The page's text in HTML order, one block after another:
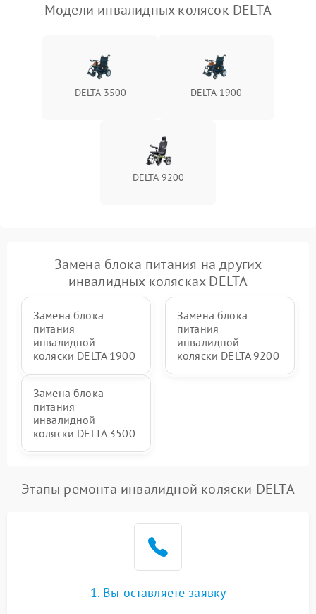
Модели инвалидных колясок DELTA
DELTA 3500 DELTA 1900
DELTA 9200
Замена блока питания на других
инвалидных колясках DELTA
Замена блока
питания
инвалидной
коляски DELTA 1900
Замена блока
питания
инвалидной
коляски DELTA 9200
Замена блока
питания
инвалидной
коляски DELTA 3500
Этапы ремонта инвалидной коляски DELTA
1. Вы оставляете заявку